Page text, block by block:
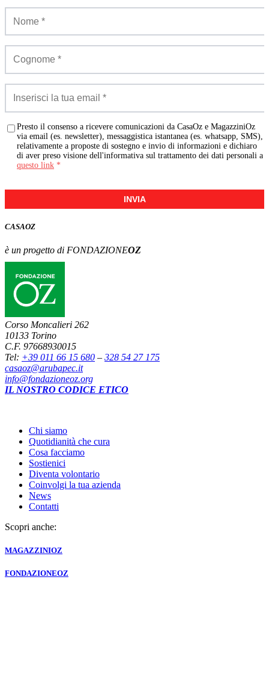
Presto il consenso a ricevere comunicazioni da CasaOz e MagazziniOz
via email (es. newsletter), messaggistica istantanea (es. whatsapp, SMS),
relativamente a proposte di sostegno e invio di informazioni e dichiaro
di aver preso visione dell'informativa sul trattamento dei dati personali a
questo link *
INVIA
CASAOZ
è un progetto di FONDAZIONEOZ
Corso Moncalieri 262
10133 Torino
C.F. 97668930015
Tel: +39 011 66 15 680 – 328 54 27 175
casaoz@arubapec.it
info@fondazioneoz.org
IL NOSTRO CODICE ETICO
Chi siamo
Quotidianità che cura
Cosa facciamo
Sostienici
Diventa volontario
Coinvolgi la tua azienda
News
Contatti
Scopri anche:
MAGAZZINIOZ
FONDAZIONEOZ